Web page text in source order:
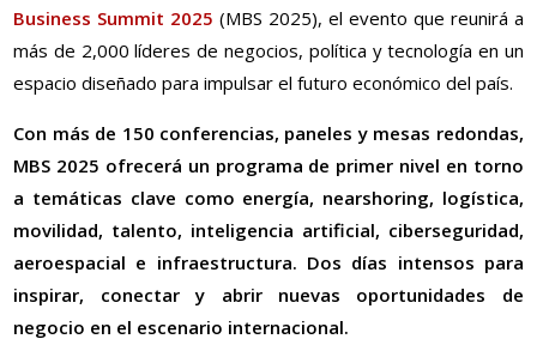
Business Summit 2025 (MBS 2025), el evento que reunirá a
más de 2,000 líderes de negocios, política y tecnología en un
espacio diseñado para impulsar el futuro económico del país.
Con más de 150 conferencias, paneles y mesas redondas,
MBS 2025 ofrecerá un programa de primer nivel en torno
a temáticas clave como energía, nearshoring, logística,
movilidad, talento, inteligencia artificial, ciberseguridad,
aeroespacial e infraestructura. Dos días intensos para
inspirar, conectar y abrir nuevas oportunidades de
negocio en el escenario internacional.